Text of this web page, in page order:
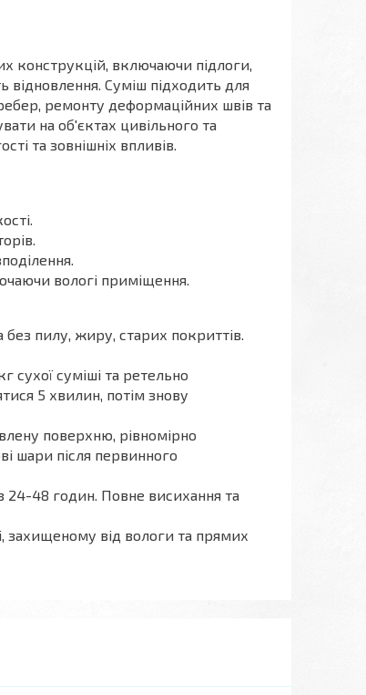
конструкцій, включаючи підлоги,
відновлення. Суміш підходить для
ремонту деформаційних швів та
на об'єктах цивільного та
та зовнішніх впливів.
вологі приміщення.
пилу, жиру, старих покриттів.
сухої суміші та ретельно
5 хвилин, потім знову
поверхню, рівномірно
шари після первинного
24-48 годин. Повне висихання та
захищеному від вологи та прямих